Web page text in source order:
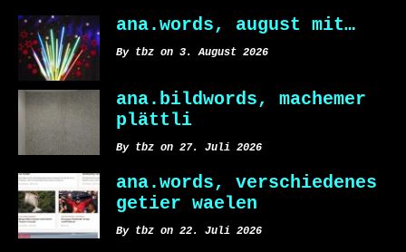
ana.words, august mit…
By tbz on 3. August 2026
ana.bildwords, machemer
plättli
By tbz on 27. Juli 2026
ana.words, verschiedenes
getier waelen
By tbz on 22. Juli 2026